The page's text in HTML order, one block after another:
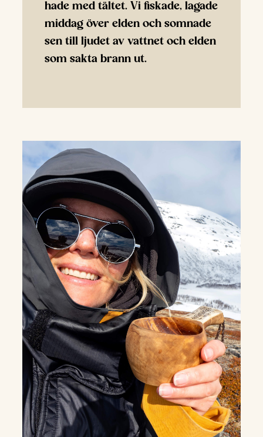
hade med tältet. Vi fiskade, lagade
middag över elden och somnade
sen till ljudet av vattnet och elden
som sakta brann ut.